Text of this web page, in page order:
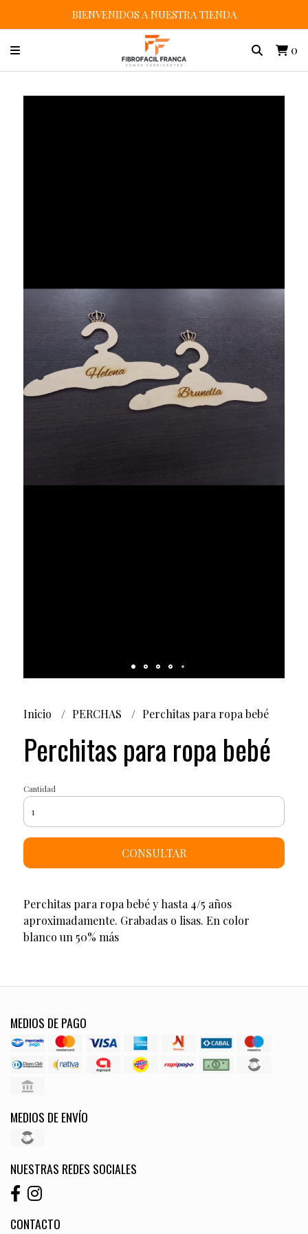
BIENVENIDOS A NUESTRA TIENDA
0
Inicio PERCHAS Perchitas para ropa bebé
Perchitas para ropa bebé
Cantidad
CONSULTAR
Perchitas para ropa bebé y hasta 4/5 años
aproximadamente. Grabadas o lisas. En color
blanco un 50% más
MEDIOS DE PAGO
MEDIOS DE ENVÍO
NUESTRAS REDES SOCIALES
CONTACTO